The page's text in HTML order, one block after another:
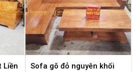
Liền
Sofa gõ đỏ nguyên khối